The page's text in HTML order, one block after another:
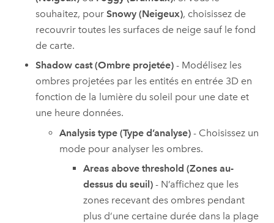
souhaitez, pourSnowy (Neigeux), choisissez de
recouvrir toutes les surfaces de neige sauf le fond
de carte.
Shadow cast (Ombre projetée) - Modélisez les
ombres projetées par les entités en entrée 3D en
fonction de la lumière du soleil pour une date et
une heure données.
Analysis type (Type d’analyse) - Choisissez un
mode pour analyser les ombres.
Areas above threshold (Zones au-
dessus du seuil)- N’affichez que les
zones recevant des ombres pendant
plus d’une certaine durée dans la plage